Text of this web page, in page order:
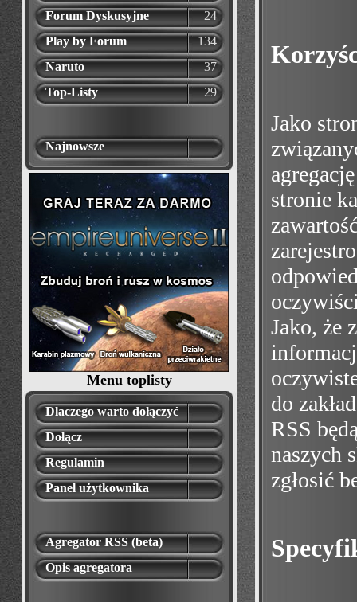
Forum Dyskusyjne
24
Play by Forum
134
Naruto
37
Top-Listy
29
Najnowsze
Menu toplisty
Dlaczego warto dołączyć
Dołącz
Regulamin
Panel użytkownika
Agregator RSS (beta)
Opis agregatora
Jako
stronie
Jako, że
do
RSS
naszych
zgłosić